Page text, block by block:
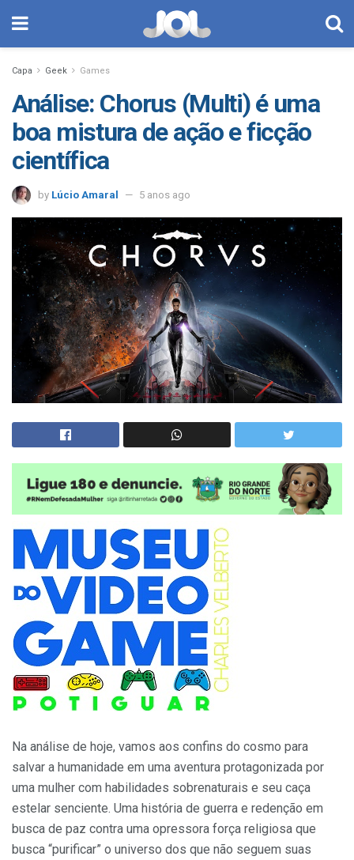
Capa Geek Games
Análise: Chorus (Multi) é uma
boa mistura de ação e ficção
científica
by Lúcio Amaral 5 anos ago
Na análise de hoje, vamos aos confins do cosmo para
salvar a humanidade em uma aventura protagonizada por
uma mulher com habilidades sobrenaturais e seu caça
estelar senciente. Uma história de guerra e redenção em
busca de paz contra uma opressora força religiosa que
busca “purificar” o universo dos que não seguem suas